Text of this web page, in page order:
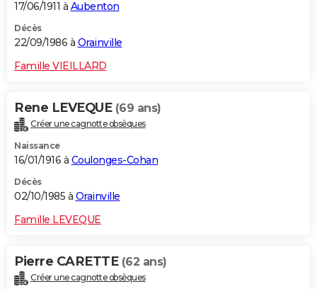
17/06/1911 à Aubenton
Décès
22/09/1986 à Orainville
Famille VIEILLARD
Rene LEVEQUE (69 ans)
Créer une cagnotte obsèques
Naissance
16/01/1916 à Coulonges-Cohan
Décès
02/10/1985 à Orainville
Famille LEVEQUE
Pierre CARETTE (62 ans)
Créer une cagnotte obsèques